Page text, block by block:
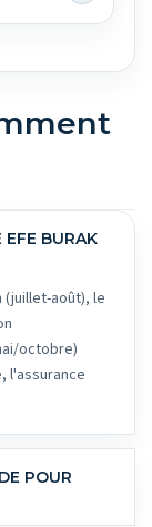
(juillet-août), le
octobre)
l'assurance